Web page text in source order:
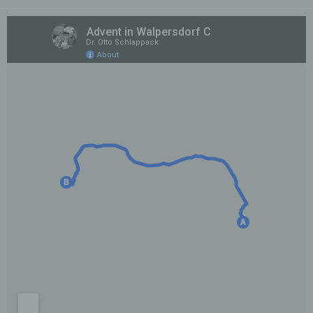
Service-Provider des zugreifenden Systems und
(8) sonstige ähnliche Daten und Informationen, die
der Gefahrenabwehr im Falle von Angriffen auf
die betroffene Person. Diese Informationen werden
vielmehr benötigt, um (1) die Inhalte unserer
Internetseite korrekt auszuliefern, (2) die Inhalte
unserer Internetseite sowie die Werbung für diese
informationstechnologischen Systeme und der